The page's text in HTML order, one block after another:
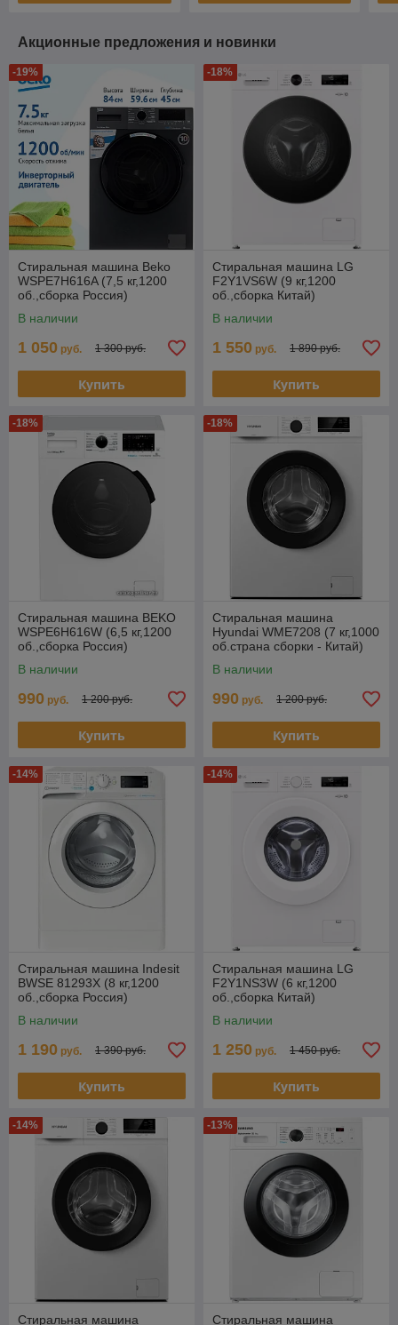
Акционные предложения и новинки
-19%
Стиральная машина Beko
WSPE7H616A (7,5 кг,1200
об.,сборка Россия)
В наличии
1 050 руб. 1 300 руб.
Купить
-18%
Стиральная машина LG
F2Y1VS6W (9 кг,1200
об.,сборка Китай)
В наличии
1 550 руб. 1 890 руб.
Купить
-18%
Стиральная машина BEKO
WSPE6H616W (6,5 кг,1200
об.,сборка Россия)
В наличии
990 руб. 1 200 руб.
Купить
-18%
Стиральная машина
Hyundai WME7208 (7 кг,1000
об.страна сборки - Китай)
В наличии
990 руб. 1 200 руб.
Купить
-14%
Стиральная машина Indesit
BWSE 81293X (8 кг,1200
об.,сборка Россия)
В наличии
1 190 руб. 1 390 руб.
Купить
-14%
Стиральная машина LG
F2Y1NS3W (6 кг,1200
об.,сборка Китай)
В наличии
1 250 руб. 1 450 руб.
Купить
-14%
Стиральная машина
-13%
Стиральная машина